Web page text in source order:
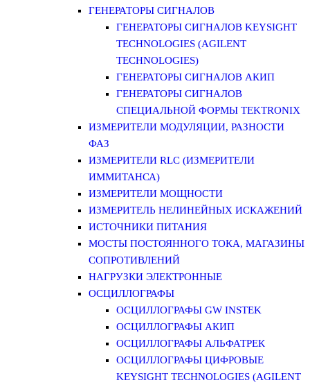
ГЕНЕРАТОРЫ СИГНАЛОВ
ГЕНЕРАТОРЫ СИГНАЛОВ KEYSIGHT
TECHNOLOGIES (AGILENT
TECHNOLOGIES)
ГЕНЕРАТОРЫ СИГНАЛОВ АКИП
ГЕНЕРАТОРЫ СИГНАЛОВ
СПЕЦИАЛЬНОЙ ФОРМЫ TEKTRONIX
ИЗМЕРИТЕЛИ МОДУЛЯЦИИ, РАЗНОСТИ
ФАЗ
ИЗМЕРИТЕЛИ RLC (ИЗМЕРИТЕЛИ
ИММИТАНСА)
ИЗМЕРИТЕЛИ МОЩНОСТИ
ИЗМЕРИТЕЛЬ НЕЛИНЕЙНЫХ ИСКАЖЕНИЙ
ИСТОЧНИКИ ПИТАНИЯ
МОСТЫ ПОСТОЯННОГО ТОКА, МАГАЗИНЫ
СОПРОТИВЛЕНИЙ
НАГРУЗКИ ЭЛЕКТРОННЫЕ
ОСЦИЛЛОГРАФЫ
ОСЦИЛЛОГРАФЫ GW INSTEK
ОСЦИЛЛОГРАФЫ АКИП
ОСЦИЛЛОГРАФЫ АЛЬФАТРЕК
ОСЦИЛЛОГРАФЫ ЦИФРОВЫЕ
KEYSIGHT TECHNOLOGIES (AGILENT